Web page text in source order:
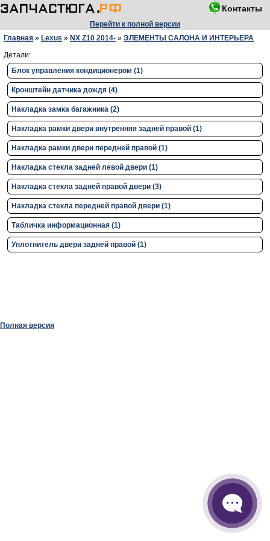
Контакты
Перейти к полной версии
Главная » Lexus » NX Z10 2014- » ЭЛЕМЕНТЫ САЛОНА И ИНТЕРЬЕРА
Детали:
Блок управления кондиционером (1)
Кронштейн датчика дождя (4)
Накладка замка багажника (2)
Накладка рамки двери внутренняя задней правой (1)
Накладка рамки двери передней правой (1)
Накладка стекла задней левой двери (1)
Накладка стекла задней правой двери (3)
Накладка стекла передней правой двери (1)
Табличка информационная (1)
Уплотнитель двери задней правой (1)
Полная версия